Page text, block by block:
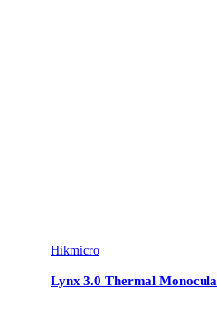
Hikmicro
Lynx 3.0 Thermal